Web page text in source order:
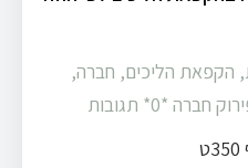
, הקפאת הליכים, חברה,
חברה ‏*0* תגובות